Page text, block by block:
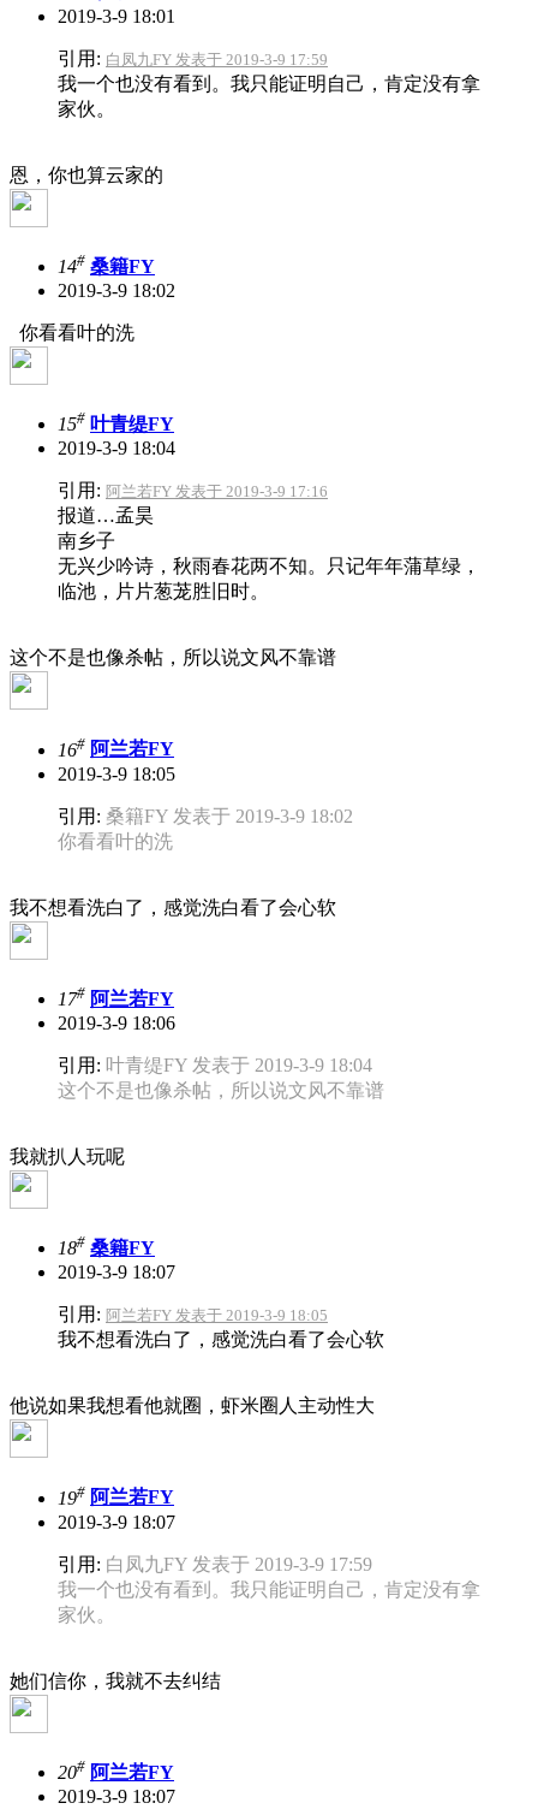
2019-3-9 18:01
引用: 白凤九FY 发表于 2019-3-9 17:59
我一个也没有看到。我只能证明自己，肯定没有拿
家伙。
恩，你也算云家的
14# 桑籍FY
2019-3-9 18:02
你看看叶的洗
15# 叶青缇FY
2019-3-9 18:04
引用: 阿兰若FY 发表于 2019-3-9 17:16
报道…孟昊
南乡子
无兴少吟诗，秋雨春花两不知。只记年年蒲草绿，
临池，片片葱茏胜旧时。
这个不是也像杀帖，所以说文风不靠谱
16# 阿兰若FY
2019-3-9 18:05
引用: 桑籍FY 发表于 2019-3-9 18:02
你看看叶的洗
我不想看洗白了，感觉洗白看了会心软
17# 阿兰若FY
2019-3-9 18:06
引用: 叶青缇FY 发表于 2019-3-9 18:04
这个不是也像杀帖，所以说文风不靠谱
我就扒人玩呢
18# 桑籍FY
2019-3-9 18:07
引用: 阿兰若FY 发表于 2019-3-9 18:05
我不想看洗白了，感觉洗白看了会心软
他说如果我想看他就圈，虾米圈人主动性大
19# 阿兰若FY
2019-3-9 18:07
引用: 白凤九FY 发表于 2019-3-9 17:59
我一个也没有看到。我只能证明自己，肯定没有拿
家伙。
她们信你，我就不去纠结
20# 阿兰若FY
2019-3-9 18:07